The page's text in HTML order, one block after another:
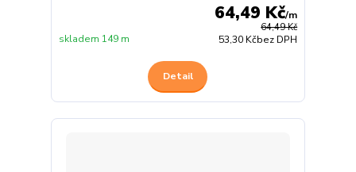
64,49 Kč
64,49 Kč/m
53,30 Kčbez DPH
skladem 149 m
Detail